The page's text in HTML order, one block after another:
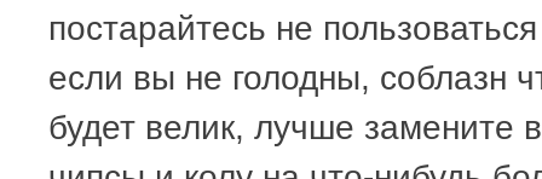
постарайтесь не
если вы не голодны, соблазн
будет велик, лучше замените